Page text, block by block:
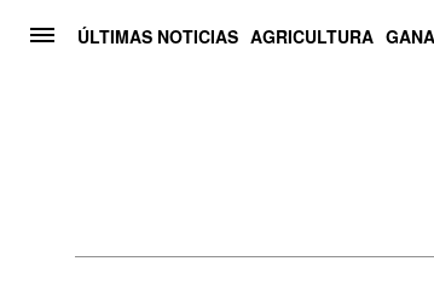
ÚLTIMAS NOTICIAS AGRICULTURA